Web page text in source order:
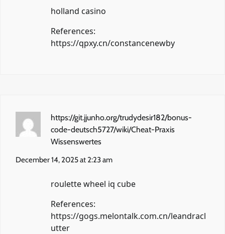
holland casino
References:
https://qpxy.cn/constancenewby
https://git.jjunho.org/trudydesir182/bonus-
code-deutsch5727/wiki/Cheat-Praxis
Wissenswertes
December 14, 2025 at 2:23 am
roulette wheel iq cube
References:
https://gogs.melontalk.com.cn/leandracl
utter